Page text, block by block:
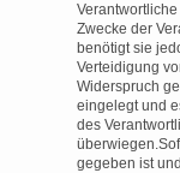
Zwecke der
benötigt sie
Verteidigung
Widerspruch
eingelegt und
des
gegeben ist